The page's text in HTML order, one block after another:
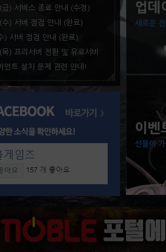
) 서비스 종료 안내 (수정)
) 서버 점검 안내 (완료)
) 서버 점검 안내 (완료)
) 프리서버 전환 및 유료서비
언트 설치 문제 관련 안내!
업데
새로운
이벤
선물이